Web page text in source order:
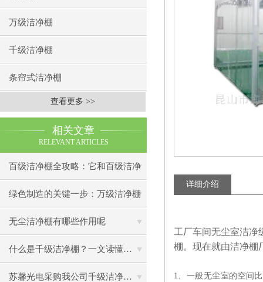
万级洁净棚
千级洁净棚
条帘式洁净棚
查看更多 >>
相关文章
RELEVANT ARTICLES
百级洁净棚全攻略：它和百级洁净
室到底有什么区别？
绿色制造的关键一步：万级洁净棚
助力环保型半导体产业发展
无尘洁净棚有哪些作用呢
什么是千级洁净棚？一文读懂其结构特点与局部净化优势
苏馨光电采购我公司千级洁净棚普通工作台一批（7月07日）已顺利交货
详细介绍
工厂车间无尘室洁净
棚。现在就由洁净棚
1、一般无尘室的空间